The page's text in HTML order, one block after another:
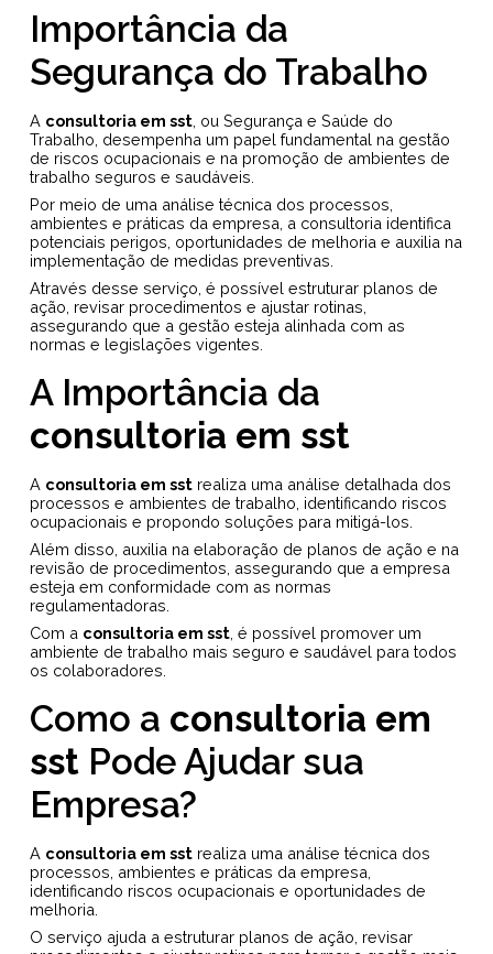
Importância da
Segurança do Trabalho
A consultoria em sst , ou Segurança e Saúde do
Trabalho, desempenha um papel fundamental na gestão
de riscos ocupacionais e na promoção de ambientes de
trabalho seguros e saudáveis.
Por meio de uma análise técnica dos processos,
ambientes e práticas da empresa, a consultoria identifica
potenciais perigos, oportunidades de melhoria e auxilia na
implementação de medidas preventivas.
Através desse serviço, é possível estruturar planos de
ação, revisar procedimentos e ajustar rotinas,
assegurando que a gestão esteja alinhada com as
normas e legislações vigentes.
A Importância da
consultoria em sst
A consultoria em sst realiza uma análise detalhada dos
processos e ambientes de trabalho, identificando riscos
ocupacionais e propondo soluções para mitigá-los.
Além disso, auxilia na elaboração de planos de ação e na
revisão de procedimentos, assegurando que a empresa
esteja em conformidade com as normas
regulamentadoras.
Com a consultoria em sst , é possível promover um
ambiente de trabalho mais seguro e saudável para todos
os colaboradores.
Como a consultoria em
sst Pode Ajudar sua
Empresa?
A consultoria em sst realiza uma análise técnica dos
processos, ambientes e práticas da empresa,
identificando riscos ocupacionais e oportunidades de
melhoria.
O serviço ajuda a estruturar planos de ação, revisar